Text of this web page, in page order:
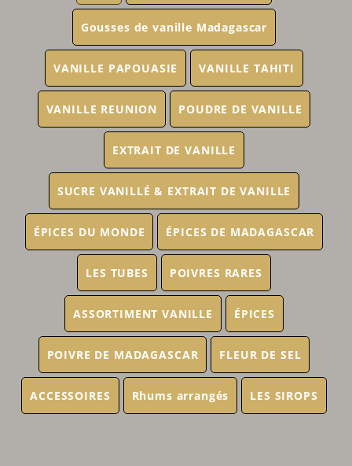
Gousses de vanille Madagascar
VANILLE PAPOUASIE VANILLE TAHITI
VANILLE REUNION POUDRE DE VANILLE
EXTRAIT DE VANILLE
SUCRE VANILLÉ & EXTRAIT DE VANILLE
ÉPICES DU MONDE ÉPICES DE MADAGASCAR
LES TUBES POIVRES RARES
ASSORTIMENT VANILLE ÉPICES
POIVRE DE MADAGASCAR FLEUR DE SEL
ACCESSOIRES Rhums arrangés LES SIROPS